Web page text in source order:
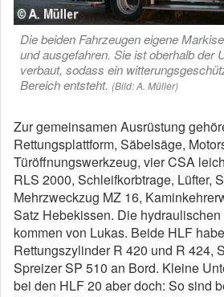
Die beiden Fahrzeugen eigene
und ausgefahren. Sie ist oberhalb der
verbaut, sodass ein
Bereich entsteht. (Bild: A. Müller)
Zur gemeinsamen Ausrüstung
Rettungsplattform, Säbelsäge,
Türöffnungswerkzeug, vier CSA
RLS 2000, Schleifkorbtrage, Lüfter,
Mehrzweckzug MZ 16,
Satz Hebekissen. Die
kommen von Lukas. Beide HLF
Rettungszylinder R 420 und R 424,
Spreizer SP 510 an Bord. Kleine
bei den HLF 20 aber doch: So sind